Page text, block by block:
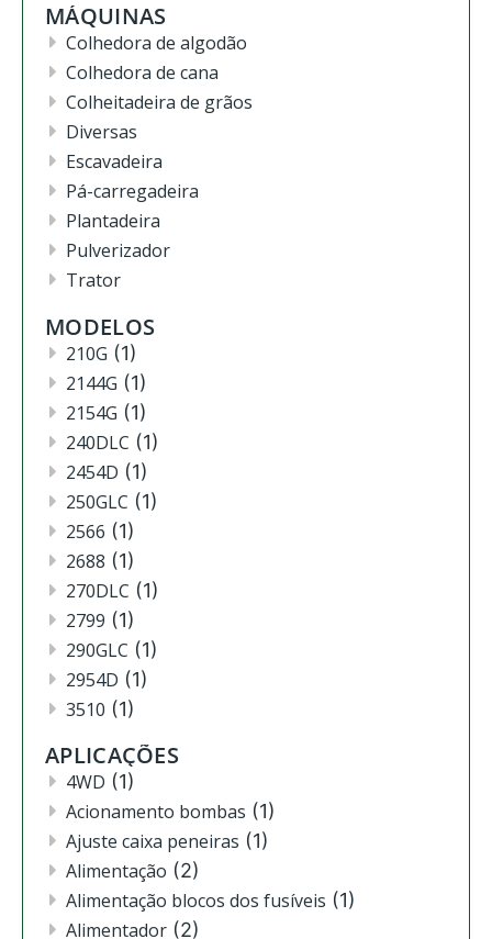
MÁQUINAS
Colhedora de algodão
Colhedora de cana
Colheitadeira de grãos
Diversas
Escavadeira
Pá-carregadeira
Plantadeira
Pulverizador
Trator
MODELOS
210G (1)
2144G (1)
2154G (1)
240DLC (1)
2454D (1)
250GLC (1)
2566 (1)
2688 (1)
270DLC (1)
2799 (1)
290GLC (1)
2954D (1)
3510 (1)
3522(11)
(2)
4720
APLICAÇÕES
4WD (1)
Acionamento bombas (1)
Ajuste caixa peneiras (1)
Alimentação (2)
Alimentação blocos dos fusíveis (1)
Alimentador (2)